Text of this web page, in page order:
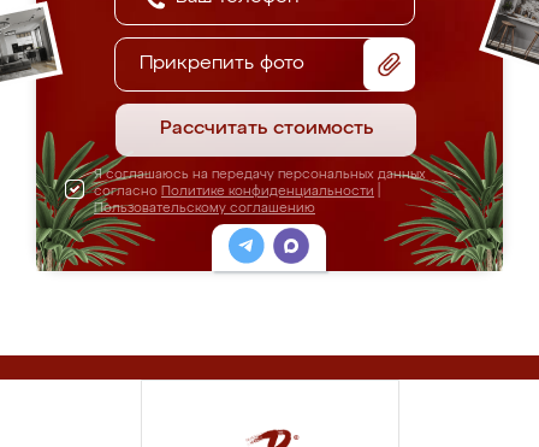
Прикрепить фото
Рассчитать стоимость
Я соглашаюсь на передачу персональных данных
согласно Политике конфиденциальности
Пользовательскому соглашению